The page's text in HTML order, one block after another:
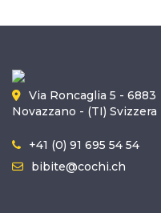
Via Roncaglia 5 - 6883
Novazzano - (TI) Svizzera
+41 (0) 91 695 54 54
bibite@cochi.ch